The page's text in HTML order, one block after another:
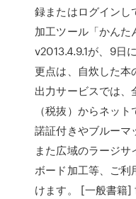
録またはログインし
加工ツール「かんた
v2013.4.9.1が、9日
更点は、自炊した本
出力サービスでは
（税抜）からネッ
諾証付きやブルーマ
また広域のラージサ
ボード加工等、ご利
けます。 [一般書籍]